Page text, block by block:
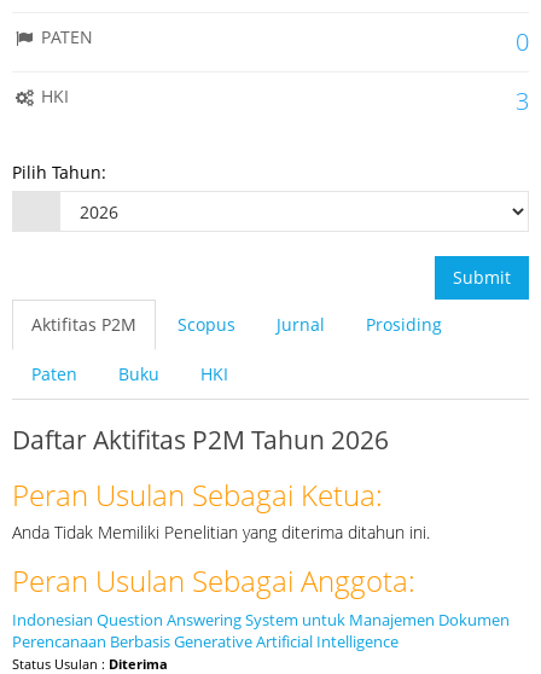
PATEN 0
HKI 3
Pilih Tahun:
Submit
Aktifitas P2M Scopus Jurnal Prosiding
Paten Buku HKI
Daftar Aktifitas P2M Tahun 2026
Peran Usulan Sebagai Ketua:
Anda Tidak Memiliki Penelitian yang diterima ditahun ini.
Peran Usulan Sebagai Anggota:
Indonesian Question Answering System untuk Manajemen Dokumen
Perencanaan Berbasis Generative Artificial Intelligence
Status Usulan : Diterima